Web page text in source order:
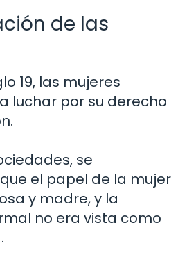
de las
19, las mujeres
luchar por su derecho
se
el papel de la mujer
y madre, y la
no era vista como